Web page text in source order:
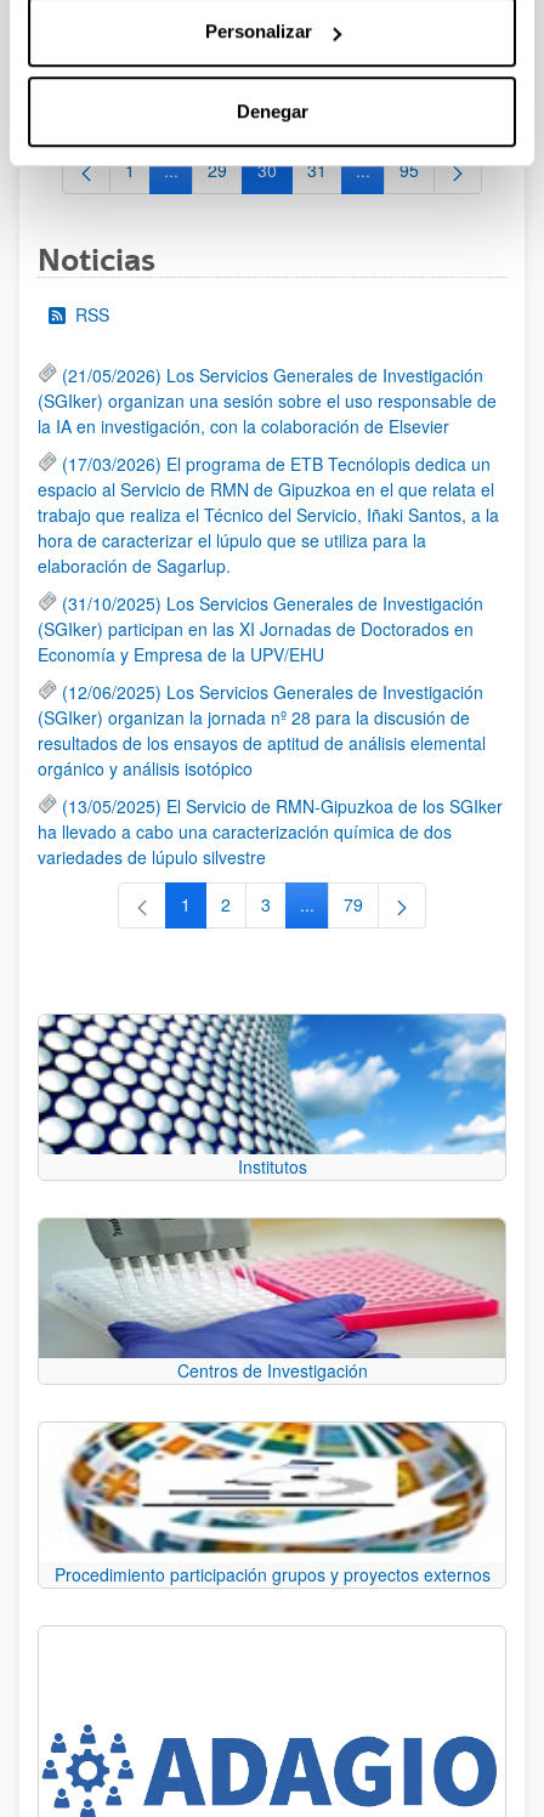
Personalizar
Denegar
29/02/2024 Propuesta de Adjudicación de la Beca. 14/02/2024
Se ha publicado la Relación de solicitudes presentadas que
pasan a fase de valoración.22/01/2024-Se ha publicado la
Página
1 ...Páginas intermedias Use TAB para desplazarse.
Página
29 Página
30 Página
31 ...Páginas intermedias
Página
95
Noticias
RSS
(21/05/2026) Los Servicios Generales de Investigación
(SGIker) organizan una sesión sobre el uso responsable de
la IA en investigación, con la colaboración de Elsevier
(17/03/2026) El programa de ETB Tecnólopis dedica un
espacio al Servicio de RMN de Gipuzkoa en el que relata el
trabajo que realiza el Técnico del Servicio, Iñaki Santos, a la
hora de caracterizar el lúpulo que se utiliza para la
elaboración de Sagarlup.
(31/10/2025) Los Servicios Generales de Investigación
(SGIker) participan en las XI Jornadas de Doctorados en
Economía y Empresa de la UPV/EHU
(12/06/2025) Los Servicios Generales de Investigación
(SGIker) organizan la jornada nº 28 para la discusión de
resultados de los ensayos de aptitud de análisis elemental
orgánico y análisis isotópico
(13/05/2025) El Servicio de RMN-Gipuzkoa de los SGIker
ha llevado a cabo una caracterización química de dos
variedades de lúpulo silvestre
Página
1 Página
2 Página
3 ...Páginas intermedias Use TAB
Página
79
Institutos
Centros de Investigación
Procedimiento participación grupos y proyectos externos